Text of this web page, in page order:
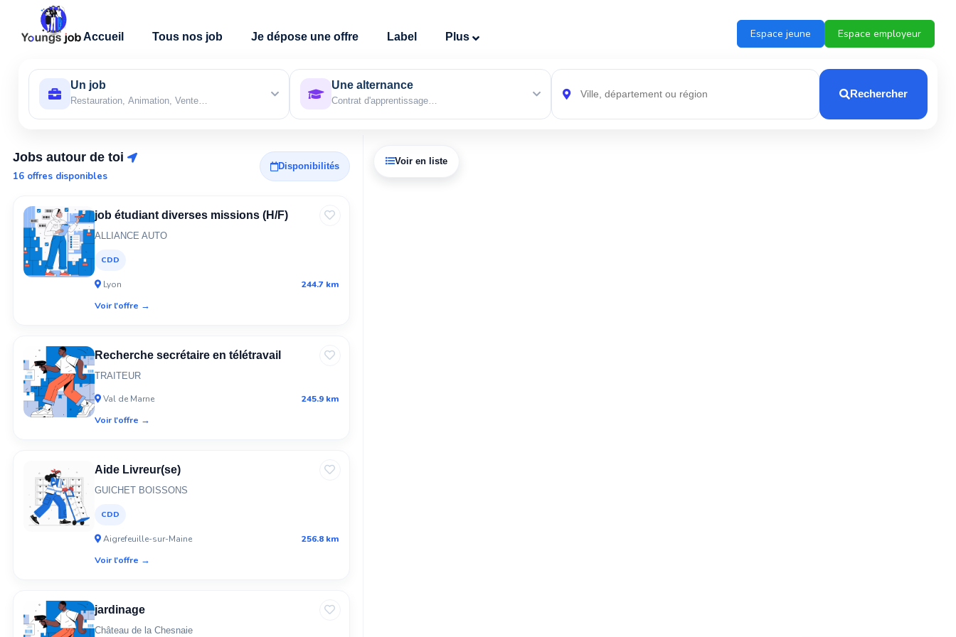
Carte des jobs et alternances autour de toi
Accueil Tous nos job Je dépose une offre Label Plus Espace jeune Espace employeur
Un job
Restauration, Animation, Vente…
Une alternance
Contrat d'apprentissage…
Rechercher
Jobs autour de toi
16 offres disponibles
Disponibilités
job étudiant diverses missions (H/F)
ALLIANCE AUTO
CDD
Lyon 244.7 km
Voir l'offre →
Recherche secrétaire en télétravail
TRAITEUR
Val de Marne 245.9 km
Voir l'offre →
Aide Livreur(se)
GUICHET BOISSONS
CDD
Aigrefeuille-sur-Maine 256.8 km
Voir l'offre →
jardinage
Château de la Chesnaie
Voir en liste
+
−
Leaflet|©
OpenStreetMap,